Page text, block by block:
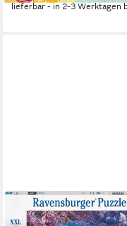
lieferbar - in 2-3 Werktagen
RAVENSBURGER
Puzzle Bezaubernde